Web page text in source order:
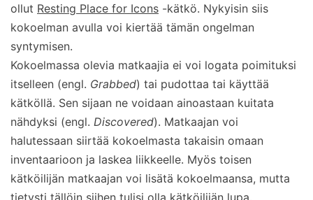
ollut Resting Place for Icons -kätkö. Nykyisin siis
kokoelman avulla voi kiertää tämän ongelman
syntymisen.
Kokoelmassa olevia matkaajia ei voi logata poimituksi
itselleen (engl. Grabbed) tai pudottaa tai käyttää
kätköllä. Sen sijaan ne voidaan ainoastaan kuitata
nähdyksi (engl. Discovered). Matkaajan voi
halutessaan siirtää kokoelmasta takaisin omaan
inventaarioon ja laskea liikkeelle. Myös toisen
kätköilijän matkaajan voi lisätä kokoelmaansa, mutta
tietysti tällöin siihen tulisi olla kätköilijän lupa.